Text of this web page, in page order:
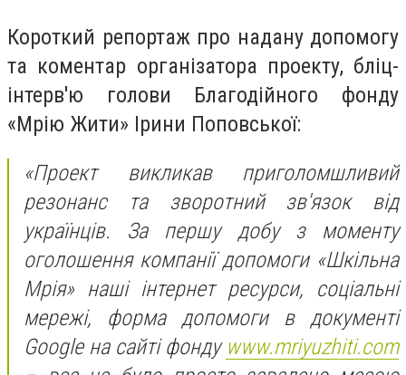
Короткий репортаж про надану допомогу
та коментар організатора проекту, бліц-
інтерв'ю голови Благодійного фонду
«Мрію Жити» Ірини Поповської:
«Проект викликав приголомшливий
резонанс та зворотний зв'язок від
українців. За першу добу з моменту
оголошення компанії допомоги «Шкільна
Мрія» наші інтернет ресурси, соціальні
мережі, форма допомоги в документі
Google на сайті фонду www.mriyuzhiti.com